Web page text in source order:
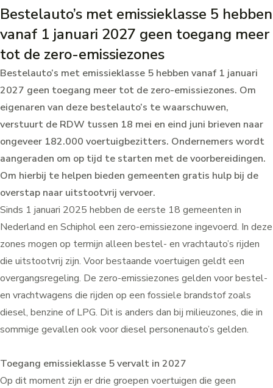
Bestelauto’s met emissieklasse 5 hebben
vanaf 1 januari 2027 geen toegang meer
tot de zero-emissiezones
Bestelauto’s met emissieklasse 5 hebben vanaf 1 januari
2027 geen toegang meer tot de zero-emissiezones. Om
eigenaren van deze bestelauto’s te waarschuwen,
verstuurt de RDW tussen 18 mei en eind juni brieven naar
ongeveer 182.000 voertuigbezitters. Ondernemers wordt
aangeraden om op tijd te starten met de voorbereidingen.
Om hierbij te helpen bieden gemeenten gratis hulp bij de
overstap naar uitstootvrij vervoer.
Sinds 1 januari 2025 hebben de eerste 18 gemeenten in
Nederland en Schiphol een zero-emissiezone ingevoerd. In deze
zones mogen op termijn alleen bestel- en vrachtauto’s rijden
die uitstootvrij zijn. Voor bestaande voertuigen geldt een
overgangsregeling. De zero-emissiezones gelden voor bestel-
en vrachtwagens die rijden op een fossiele brandstof zoals
diesel, benzine of LPG. Dit is anders dan bij milieuzones, die in
sommige gevallen ook voor diesel personenauto’s gelden.
Toegang emissieklasse 5 vervalt in 2027
Op dit moment zijn er drie groepen voertuigen die geen